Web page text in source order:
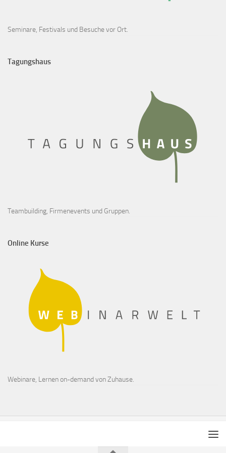
Seminare, Festivals und Besuche vor Ort.
Tagungshaus
Teambuilding, Firmenevents und Gruppen.
Online Kurse
Webinare, Lernen on-demand von Zuhause.